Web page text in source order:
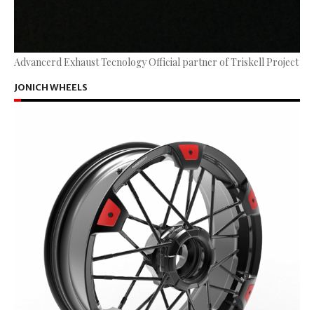
Advancerd Exhaust Tecnology Official partner of Triskell Project
JONICH WHEELS